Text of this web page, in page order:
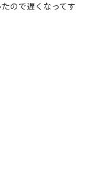
ので遅くなってす